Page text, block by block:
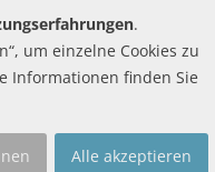
.
um einzelne Cookies zu
Informationen finden Sie
Alle akzeptieren